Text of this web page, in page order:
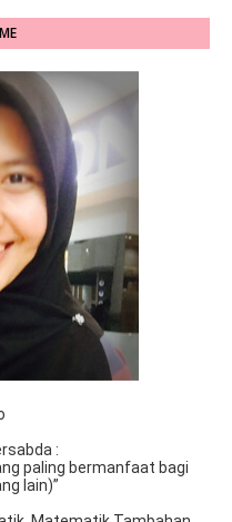
:
paling bermanfaat bagi
lain)”